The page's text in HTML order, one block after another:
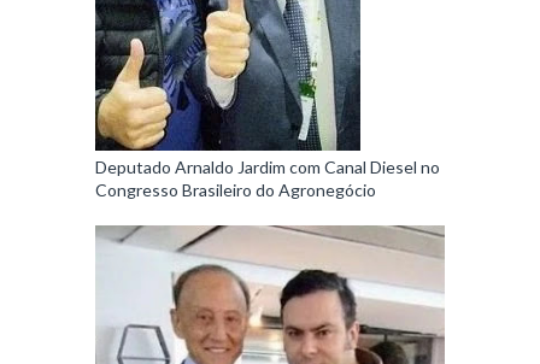
Deputado Arnaldo Jardim com Canal Diesel no
Congresso Brasileiro do Agronegócio